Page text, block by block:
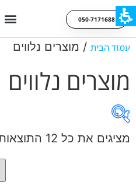
050-7171688
עמוד הבית / מוצרים נלווים
מוצרים נלווים
מציגים את כל ⁦12⁩ התוצאות